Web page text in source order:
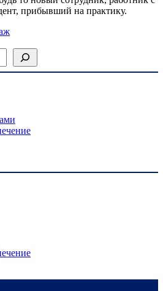
прибывший на практику.